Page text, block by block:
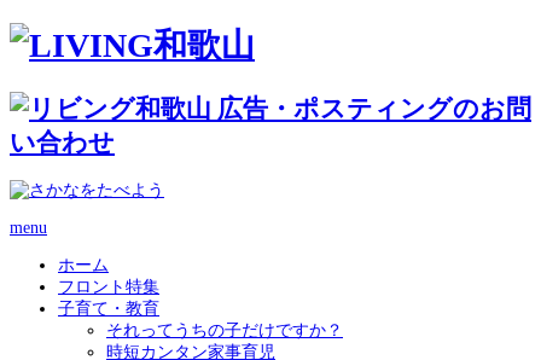
menu
ホーム
フロント特集
子育て・教育
それってうちの子だけですか？
時短カンタン家事育児